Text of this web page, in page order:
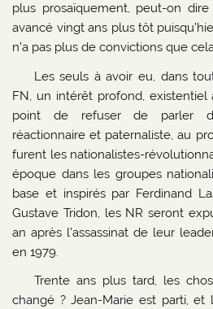
plus prosaïquement, peut-on dire
avancé vingt ans plus tôt
n’a pas plus de convictions que
Les seuls à avoir eu, dans
FN, un intérêt profond, existentiel
point de refuser de parler
réactionnaire et paternaliste, au
furent les nationalistes-
époque dans les groupes
base et inspirés par Ferdinand
Gustave Tridon, les NR seront
an après l’assassinat de leur
en 1979.
Trente ans plus tard, les
changé ? Jean-Marie est parti, et